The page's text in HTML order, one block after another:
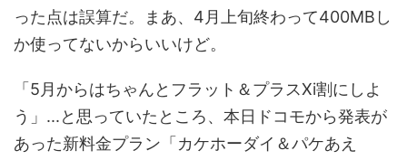
った点は誤算だ。まあ、4月上旬終わって400MBし
か使ってないからいいけど。
「5月からはちゃんとフラット＆プラスXi割にしよ
う」...と思っていたところ、本日ドコモから発表が
あった新料金プラン「カケホーダイ＆パケあえ